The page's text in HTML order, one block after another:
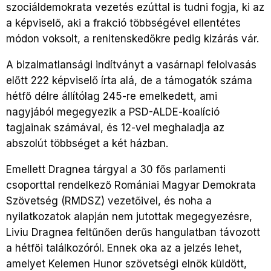
szociáldemokrata vezetés ezúttal is tudni fogja, ki az
a képviselő, aki a frakció többségével ellentétes
módon voksolt, a renitenskedőkre pedig kizárás vár.
A bizalmatlansági indítványt a vasárnapi felolvasás
előtt 222 képviselő írta alá, de a támogatók száma
hétfő délre állítólag 245-re emelkedett, ami
nagyjából megegyezik a PSD-ALDE-koalíció
tagjainak számával, és 12-vel meghaladja az
abszolút többséget a két házban.
Emellett Dragnea tárgyal a 30 fős parlamenti
csoporttal rendelkező Romániai Magyar Demokrata
Szövetség (RMDSZ) vezetőivel, és noha a
nyilatkozatok alapján nem jutottak megegyezésre,
Liviu Dragnea feltűnően derűs hangulatban távozott
a hétfői találkozóról. Ennek oka az a jelzés lehet,
amelyet Kelemen Hunor szövetségi elnök küldött,